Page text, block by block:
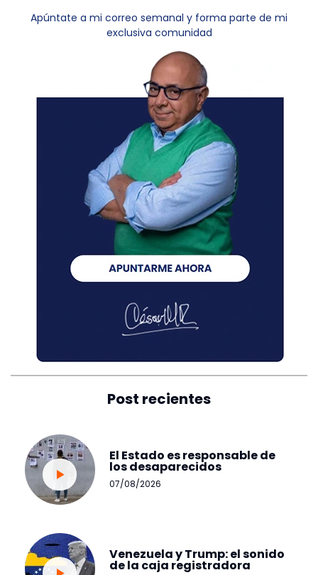
Apúntate a mi correo semanal y forma parte de mi
exclusiva comunidad
Post recientes
El Estado es responsable de
los desaparecidos
07/08/2026
Venezuela y Trump: el sonido
de la caja registradora